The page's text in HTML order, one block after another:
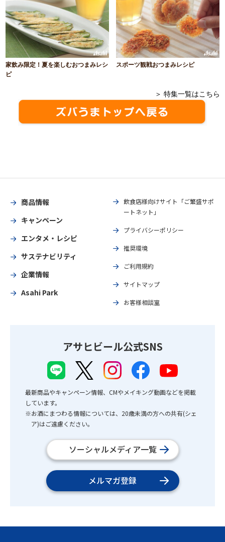
家飲み限定！夏を楽しむおつまみレシ
ピ
スポーツ観戦おつまみレシピ
＞ 特集一覧はこちら
商品情報
キャンペーン
エンタメ・レシピ
サステナビリティ
企業情報
Asahi Park
飲食店様向けサイト「ご繁盛サポ
ートネット」
プライバシーポリシー
推奨環境
ご利用規約
サイトマップ
お客様相談室
アサヒビール公式SNS
最新商品やキャンペーン情報、CMやメイキング動画などを掲載
しています。
※お酒にまつわる情報については、20歳未満の方への共有(シェ
ア)はご遠慮ください。
ソーシャルメディア一覧
メルマガ登録